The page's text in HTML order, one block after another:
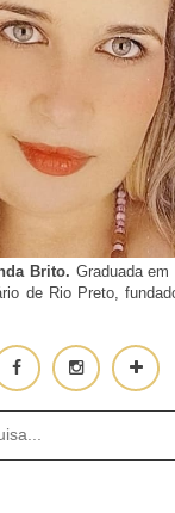
Brito. Graduada
de Rio Preto,